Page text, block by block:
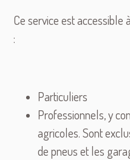
Ce service est accessible
:
Particuliers
Professionnels, y
agricoles. Sont
de pneus et les